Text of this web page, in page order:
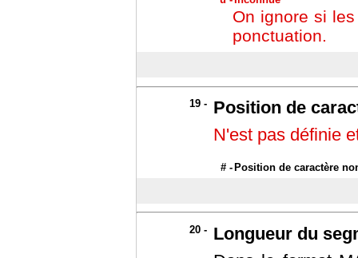
On ignore si
ponctuation.
19 -
Position de
N'est pas définie
# - Position de caractère
20 -
Longueur du